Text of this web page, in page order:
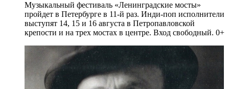
Музыкальный фестиваль «Ленинградские мосты»
пройдет в Петербурге в 11-й раз. Инди-поп исполнители
выступят 14, 15 и 16 августа в Петропавловской
крепости и на трех мостах в центре. Вход свободный. 0+